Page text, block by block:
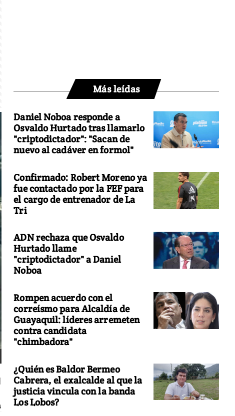
Más leídas
Daniel Noboa responde a
Osvaldo Hurtado tras llamarlo
"criptodictador": "Sacan de
nuevo al cadáver en formol"
Confirmado: Robert Moreno ya
fue contactado por la FEF para
el cargo de entrenador de La
Tri
ADN rechaza que Osvaldo
Hurtado llame
"criptodictador" a Daniel
Noboa
Rompen acuerdo con el
correísmo para Alcaldía de
Guayaquil: líderes arremeten
contra candidata
"chimbadora"
¿Quién es Baldor Bermeo
Cabrera, el exalcalde al que la
justicia vincula con la banda
Los Lobos?